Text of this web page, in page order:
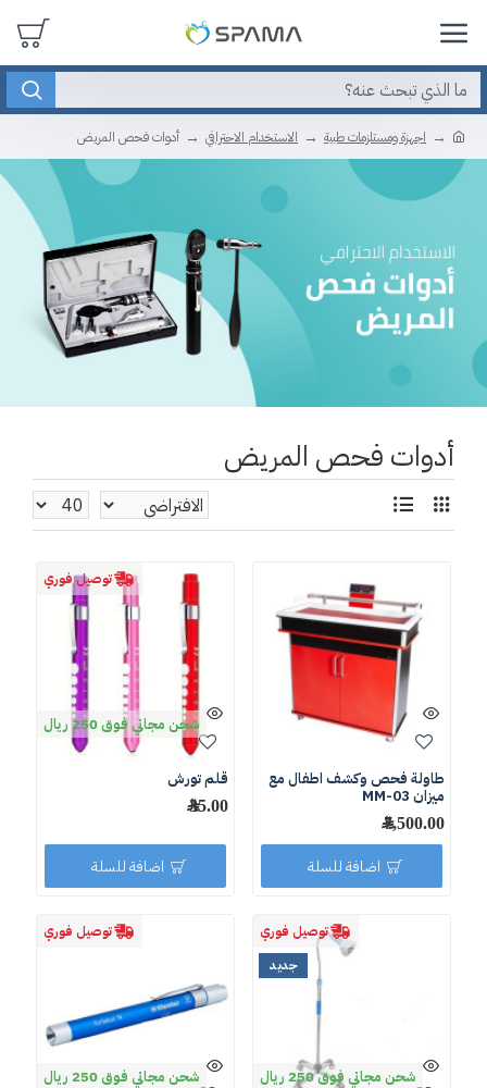
اجهزة ومستلزمات طبية الاستخدام الاحترافي أدوات فحص المريض
أدوات فحص المريض
طاولة فحص وكشف اطفال مع
ميزان MM-03
7,500.00 ﷼
اضافة للسلة
توصيل فوري
شحن مجاني فوق 250 ريال
قلم تورش
35.00 ﷼
اضافة للسلة
جديد
توصيل فوري
شحن مجاني فوق 250 ريال
توصيل فوري
شحن مجاني فوق 250 ريال